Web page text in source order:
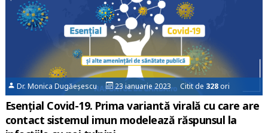
Dr. Monica Dugăeșescu 23 ianuarie 2023 Citit de 328ori
Esențial Covid-19. Prima variantă virală cu care are
contact sistemul imun modelează răspunsul la